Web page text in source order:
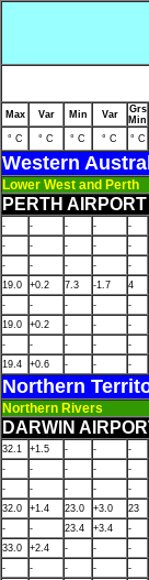
Max Var Min Var
Grs
Min
° C ° C ° C ° C ° C
Western
Lower West and Perth
PERTH AIRPORT
- - - - -
-
- - - -
-
- - - -
19.0
+0.2 7.3 -1.7 4
-
- - - -
19.0
+0.2 - - -
-
- - - -
19.4
+0.6 - - -
Northern
Northern Rivers
DARWIN
32.1 +1.5 - - -
-
- - - -
-
- - - -
32.0
+1.4 23.0 +3.0 23
-
- 23.4 +3.4 -
33.0
+2.4 - - -
-
- - - -